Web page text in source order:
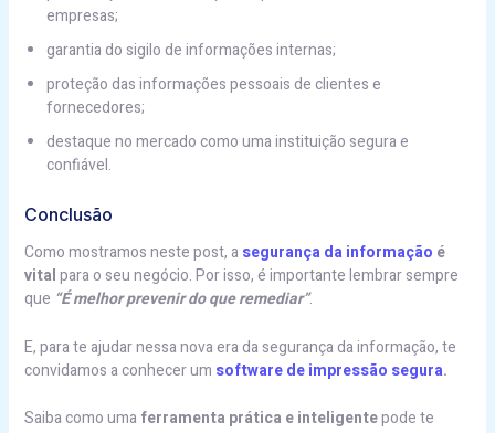
empresas;
garantia do sigilo de informações internas;
proteção das informações pessoais de clientes e
fornecedores;
destaque no mercado como uma instituição segura e
confiável.
Conclusão
Como mostramos neste post, a segurança da informação é
vitalpara o seu negócio. Por isso, é importante lembrar sempre
que “É melhor prevenir do que remediar”.
E, para te ajudar nessa nova era da segurança da informação, te
convidamos a conhecer um software de impressão segura.
Saiba como uma ferramenta prática e inteligentepode te